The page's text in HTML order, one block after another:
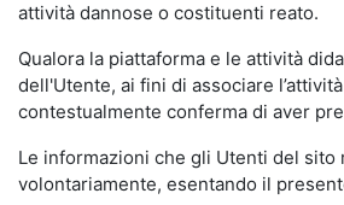
attività dannose o costituenti reato.
Qualora la piattaforma e le attività
dell'Utente, ai fini di associare
contestualmente conferma di aver
Le informazioni che gli Utenti del
volontariamente, esentando il